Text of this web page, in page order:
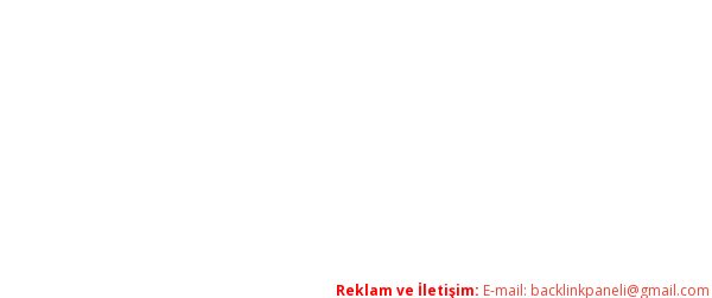
Reklam ve İletişim: E-mail: backlinkpaneli@gmail.com